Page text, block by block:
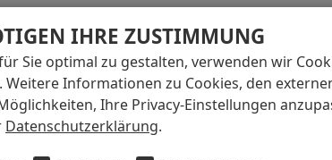
IHRE ZUSTIMMUNG
Sie optimal zu gestalten, verwenden wir
Weitere Informationen zu Cookies, den
Ihre Privacy-Einstellungen
Datenschutzerklärung.